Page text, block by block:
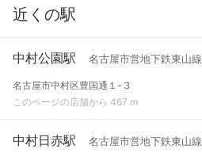
近くの駅
中村公園駅 名古屋市営地下鉄東山線
名古屋市中村区豊国通１-３
このページの店舗から 467 m
中村日赤駅 名古屋市営地下鉄東山線